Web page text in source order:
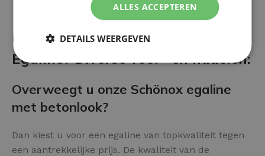
Uw vloer afwerken met Betonlook
Egaline? Diverse voor- en nadelen:
Overweegt u onze Schönox egaline
met betonlook?
Dan kiest u voor een egaline van topkwaliteit tegen
een aantrekkelijke prijs. De kwaliteit van de
ALLES ACCEPTEREN
DETAILS WEERGEVEN